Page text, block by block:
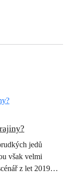
jedů
však velmi
z let 2019…